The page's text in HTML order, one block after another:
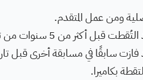
ومن عمل المتقدم.
5 سنوات من تاريخ فتح المسابقة.
سابقًا في مسابقة أخرى قبل
بكاميرا.